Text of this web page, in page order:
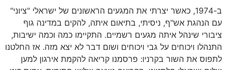
ב-1974, כאשר יצרתי את המגעים הראשונים של ישראלי "ציוני"
עם הנהגת אש"ף, ניסיתי, בתיאום איתה, להקים במדינה גוף
ציבורי שינהל איתה מגעים רשמיים. התקיימו כמה וכמה ישיבות,
התנהלו ויכוחים על גבי ויכוחים ושום דבר לא יצא מזה. אז החלטנו
לתפוס את השור בקרניו: פרסמנו קריאה להקמת אירגון למען